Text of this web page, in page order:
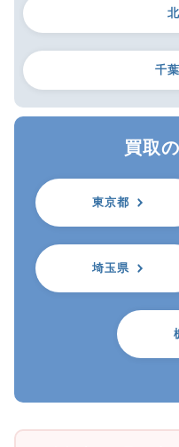
千
買取
東京都
埼玉県